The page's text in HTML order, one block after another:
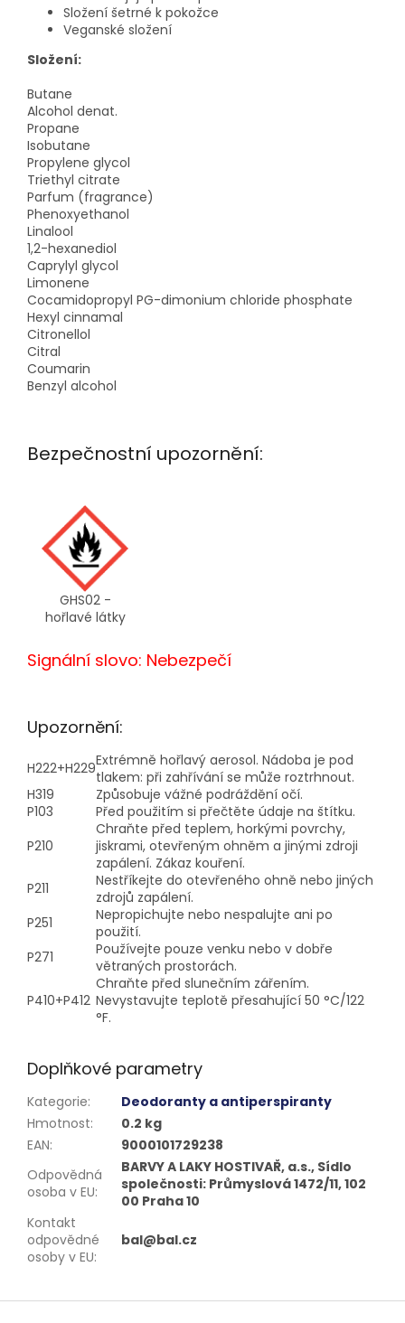
Složení šetrné k pokožce
Veganské složení
Složení:
Butane
Alcohol denat.
Propane
Isobutane
Propylene glycol
Triethyl citrate
Parfum (fragrance)
Phenoxyethanol
Linalool
1,2-hexanediol
Caprylyl glycol
Limonene
Cocamidopropyl PG-dimonium chloride phosphate
Hexyl cinnamal
Citronellol
Citral
Coumarin
Benzyl alcohol
Bezpečnostní upozornění:
GHS02 -
hořlavé látky
Signální slovo: Nebezpečí
Upozornění:
H222+H229Extrémně hořlavý aerosol. Nádoba je pod
tlakem: při zahřívání se může roztrhnout.
H319
Způsobuje vážné podráždění očí.
P103
Před použitím si přečtěte údaje na štítku.
P210
Chraňte před teplem, horkými povrchy,
jiskrami, otevřeným ohněm a jinými zdroji
zapálení. Zákaz kouření.
P211
Nestříkejte do otevřeného ohně nebo jiných
zdrojů zapálení.
P251
Nepropichujte nebo nespalujte ani po
použití.
P271
Používejte pouze venku nebo v dobře
větraných prostorách.
P410+P412
Chraňte před slunečním zářením.
Nevystavujte teplotě přesahující 50 °C/122
°F.
Doplňkové parametry
Kategorie:
Deodoranty a antiperspiranty
Hmotnost:
0.2 kg
EAN:
9000101729238
Odpovědná
osoba v EU:
BARVY A LAKY HOSTIVAŘ, a.s., Sídlo
společnosti: Průmyslová 1472/11, 102
00 Praha 10
Kontakt
odpovědné
osoby v EU:
bal@bal.cz
Z